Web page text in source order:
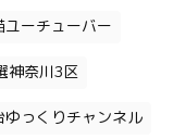
ユーチューバー
神奈川3区
ゆっくりチャンネル